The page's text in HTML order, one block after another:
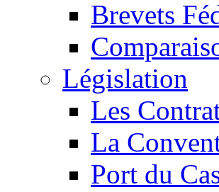
Brevets
Législation
Les
La
Port du